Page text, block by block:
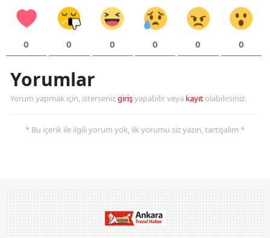
0 0 0 0 0 0
Yorumlar
Yorum yapmak için, istersenizgirişyapabilir veya kayıt olabilirsiniz.
* Bu içerik ile ilgili yorum yok, ilk yorumu siz yazın, tartışalım *